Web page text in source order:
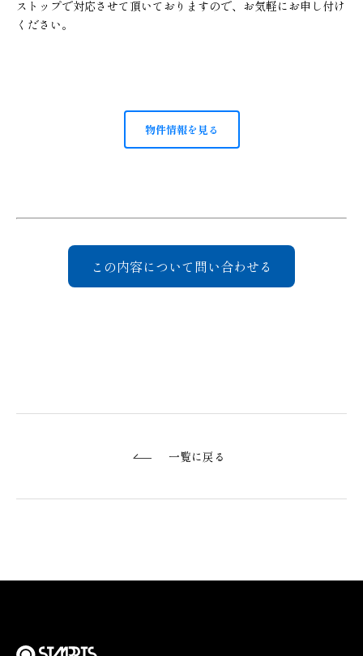
ストップで対応させて頂いておりますので、お気軽にお申し付け
ください。
物件情報を見る
この内容について問い合わせる
一覧に戻る